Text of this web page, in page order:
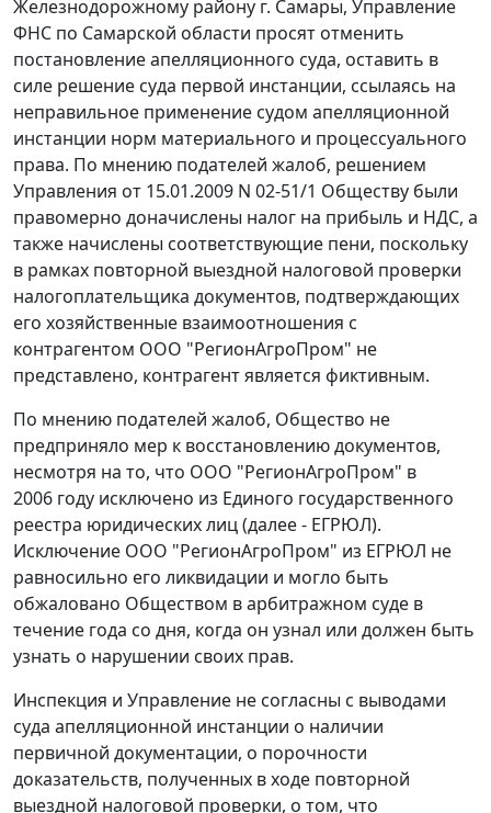
Железнодорожному району г. Самары, Управление
ФНС по Самарской области просят отменить
постановление апелляционного суда, оставить в
силе решение суда первой инстанции, ссылаясь на
неправильное применение судом апелляционной
инстанции норм материального и процессуального
права. По мнению подателей жалоб, решением
Управления от 15.01.2009 N 02-51/1 Обществу были
правомерно доначислены налог на прибыль и НДС, а
также начислены соответствующие пени, поскольку
в рамках повторной выездной налоговой проверки
налогоплательщика документов, подтверждающих
его хозяйственные взаимоотношения с
контрагентом ООО "РегионАгроПром" не
представлено, контрагент является фиктивным.
По мнению подателей жалоб, Общество не
предприняло мер к восстановлению документов,
несмотря на то, что ООО "РегионАгроПром" в
2006 году исключено из Единого государственного
реестра юридических лиц (далее - ЕГРЮЛ).
Исключение ООО "РегионАгроПром" из ЕГРЮЛ не
равносильно его ликвидации и могло быть
обжаловано Обществом в арбитражном суде в
течение года со дня, когда он узнал или должен быть
узнать о нарушении своих прав.
Инспекция и Управление не согласны с выводами
суда апелляционной инстанции о наличии
первичной документации, о порочности
доказательств, полученных в ходе повторной
выездной налоговой проверки, о том, что